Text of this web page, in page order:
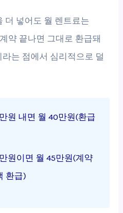
더 넣어도 월 렌트료는
약 끝나면 그대로 환급돼
는 점에서 심리적으로 덜
원 내면 월 40만원(환급
원이면 월 45만원(계약
환급)